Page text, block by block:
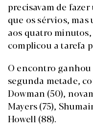
precisavam de
que os sérvios,
aos quatro
complicou a tarefa
O encontro
segunda metade,
Dowman (50),
Mayers (75),
Howell (88).